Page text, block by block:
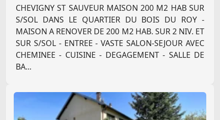
CHEVIGNY ST SAUVEUR MAISON 200 M2 HAB SUR
S/SOL DANS LE QUARTIER DU BOIS DU ROY -
MAISON A RENOVER DE 200 M2 HAB. SUR 2 NIV. ET
SUR S/SOL - ENTREE - VASTE SALON-SEJOUR AVEC
CHEMINEE - CUISINE - DEGAGEMENT - SALLE DE
BA...